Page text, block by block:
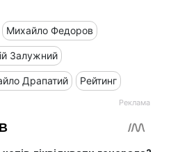
Михайло Федоров
Залужний
Драпатий Рейтинг